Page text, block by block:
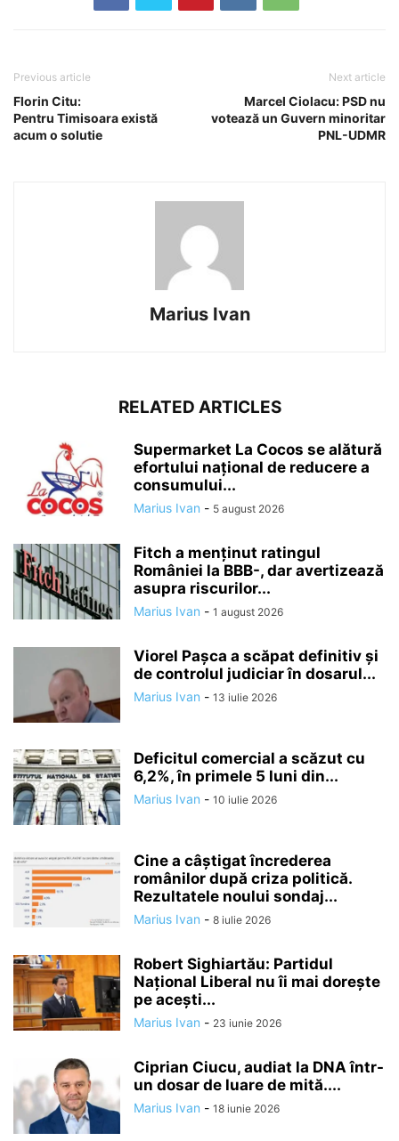
Previous article
Florin Citu:
Pentru Timisoara există
acum o solutie
Next article
Marcel Ciolacu: PSD nu
votează un Guvern minoritar
PNL-UDMR
Marius Ivan
RELATED ARTICLES
Supermarket La Cocos se alătură
efortului național de reducere a
consumului...
Marius Ivan - 5 august 2026
Fitch a menținut ratingul
României la BBB-, dar avertizează
asupra riscurilor...
Marius Ivan - 1 august 2026
Viorel Pașca a scăpat definitiv și
de controlul judiciar în dosarul...
Marius Ivan - 13 iulie 2026
Deficitul comercial a scăzut cu
6,2%, în primele 5 luni din...
Marius Ivan - 10 iulie 2026
Cine a câștigat încrederea
românilor după criza politică.
Rezultatele noului sondaj...
Marius Ivan - 8 iulie 2026
Robert Sighiartău: Partidul
Național Liberal nu îi mai dorește
pe acești...
Marius Ivan - 23 iunie 2026
Ciprian Ciucu, audiat la DNA într-
un dosar de luare de mită....
Marius Ivan - 18 iunie 2026